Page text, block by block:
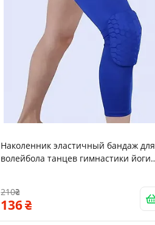
Наколенник эластичный бандаж для
волейбола танцев гимнастики йоги
210
136